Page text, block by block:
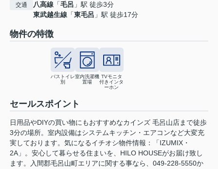
交通 八高線 「毛呂 」駅 徒歩3分
東武越生線 「東毛呂 」駅 徒歩17分
物件の特徴
バストイレ
別
室内洗濯機
置場
TVモニタ
付きインタ
ーホン
セールスポイント
日用品やDIYの買い物にもおすすめなカインズ 毛呂山店まで徒歩
3分の場所。室内設備はシステムキッチン・エアコンなど大変充
実しております。気になるイチオシ物件情報：「IZUMIX・
2A」。安心して暮らせる住まいを、HILO HOUSEがお届け致し
ます。入間郡毛呂山町エリアに関する事なら、049-228-5550か